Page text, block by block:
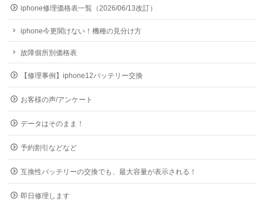
iphone修理価格表一覧（2026/06/13改訂）
iphone今更聞けない！機種の見分け方
故障個所別価格表
【修理事例】iphone12バッテリー交換
お客様の声/アンケート
データはそのまま！
予約割引などなど
互換性バッテリーの交換でも、最大容量が表示される！
即日修理します